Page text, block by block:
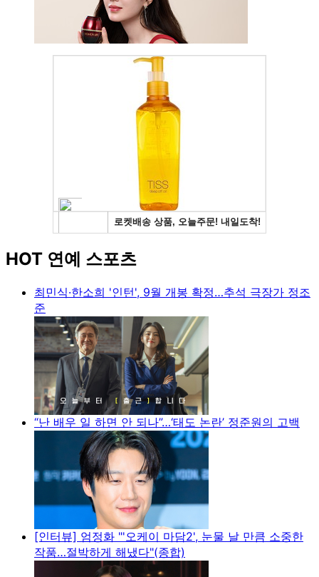
HOT 연예 스포츠
최민식·한소희 '인턴', 9월 개봉 확정…추석 극장가 정조
준
“난 배우 일 하면 안 되나”…‘태도 논란’ 정준원의 고백
[인터뷰] 엄정화 "'오케이 마담2', 눈물 날 만큼 소중한
작품…절박하게 해냈다"(종합)